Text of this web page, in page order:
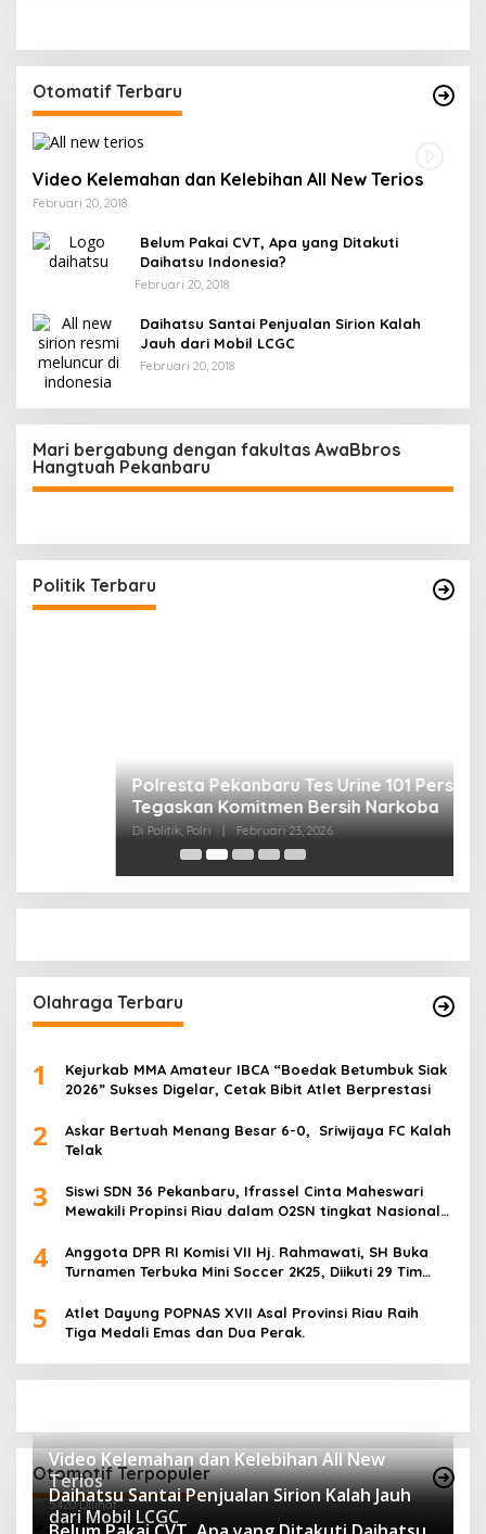
Otomatif Terbaru
Video Kelemahan dan Kelebihan All New Terios
Februari 20, 2018
Belum Pakai CVT, Apa yang Ditakuti
Daihatsu Indonesia?
Februari 20, 2018
Daihatsu Santai Penjualan Sirion Kalah
Jauh dari Mobil LCGC
Februari 20, 2018
Mari bergabung dengan fakultas AwaBbros
Hangtuah Pekanbaru
Politik Terbaru
Tegaskan Komitmen Bersih Narkoba
Di Politik, Polri | Februari 23, 2026
Olahraga Terbaru
1
Kejurkab MMA Amateur IBCA “Boedak Betumbuk Siak
2026” Sukses Digelar, Cetak Bibit Atlet Berprestasi
2
Askar Bertuah Menang Besar 6-0, Sriwijaya FC Kalah
Telak
3
Siswi SDN 36 Pekanbaru, Ifrassel Cinta Maheswari
Mewakili Propinsi Riau dalam O2SN tingkat Nasional
4
Anggota DPR RI Komisi VII Hj. Rahmawati, SH Buka
Turnamen Terbuka Mini Soccer 2K25, Diikuti 29 Tim
5
Atlet Dayung POPNAS XVII Asal Provinsi Riau Raih
Tiga Medali Emas dan Dua Perak.
Otomotif Terpopuler
Video Kelemahan dan Kelebihan All New
Terios
5420 Dilihat
Daihatsu Santai Penjualan Sirion Kalah Jauh
dari Mobil LCGC